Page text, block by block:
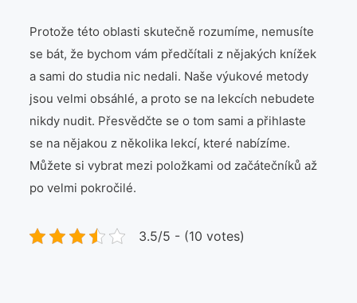
Protože této oblasti skutečně rozumíme, nemusíte
se bát, že bychom vám předčítali z nějakých knížek
a sami do studia nic nedali. Naše výukové metody
jsou velmi obsáhlé, a proto se na lekcích nebudete
nikdy nudit. Přesvědčte se o tom sami a přihlaste
se na nějakou z několika lekcí, které nabízíme.
Můžete si vybrat mezi položkami od začátečníků až
po velmi pokročilé.
3.5/5 - (10 votes)